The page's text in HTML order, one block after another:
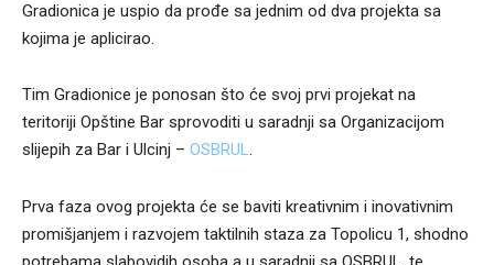
Gradionica je uspio da prođe sa jednim od dva projekta sa
kojima je aplicirao.
Tim Gradionice je ponosan što će svoj prvi projekat na
teritoriji Opštine Bar sprovoditi u saradnji sa Organizacijom
slijepih za Bar i Ulcinj – OSBRUL.
Prva faza ovog projekta će se baviti kreativnim i inovativnim
promišjanjem i razvojem taktilnih staza za Topolicu 1, shodno